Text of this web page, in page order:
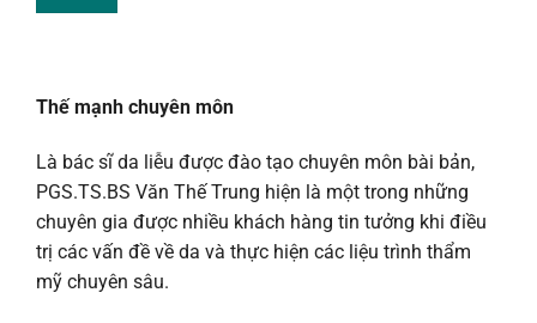
Thế mạnh chuyên môn
Là bác sĩ da liễu được đào tạo chuyên môn bài bản,
PGS.TS.BS Văn Thế Trung hiện là một trong những
chuyên gia được nhiều khách hàng tin tưởng khi điều
trị các vấn đề về da và thực hiện các liệu trình thẩm
mỹ chuyên sâu.